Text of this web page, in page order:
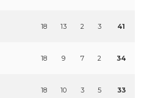
18 13 2 3 41
18 9 7 2 34
18 10 3 5 33